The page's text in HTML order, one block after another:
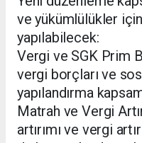
ve yükümlülükler için
yapılabilecek:
Vergi ve SGK Prim
vergi borçları ve
yapılandırma
Matrah ve Vergi
artırımı ve vergi